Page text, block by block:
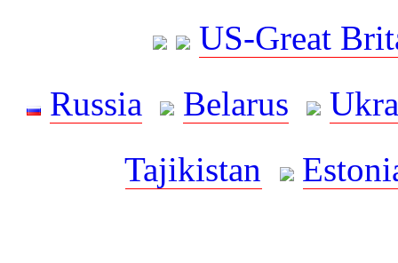
US-Great
Russia
Belarus
Tajikistan